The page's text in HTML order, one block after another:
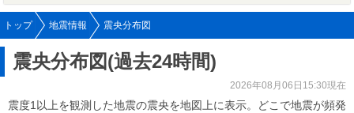
トップ 地震情報 震央分布図
震央分布図(過去24時間)
2026年08月06日15:30現在
震度1以上を観測した地震の震央を地図上に表示。どこで地震が頻発